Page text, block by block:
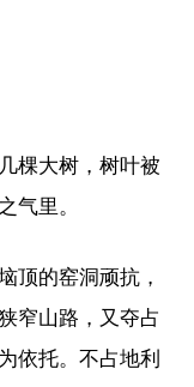
棵大树，树叶被
气里。
顶的窑洞顽抗，
窄山路，又夺占
依托。不占地利